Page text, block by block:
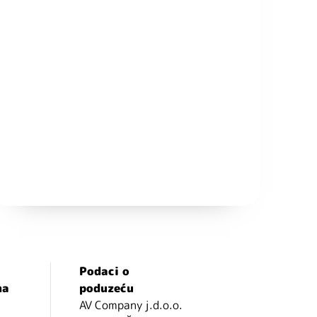
Podaci o
poduzeću
AV Company j.d.o.o.